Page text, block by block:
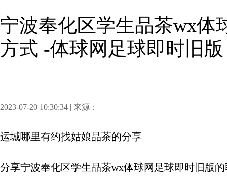
宁波奉化区学生品茶wx体
方式 -体球网足球即时旧版
2023-07-20 10:30:34 | 来源：
运城哪里有约找姑娘品茶的分享
分享宁波奉化区学生品茶wx体球网足球即时旧版